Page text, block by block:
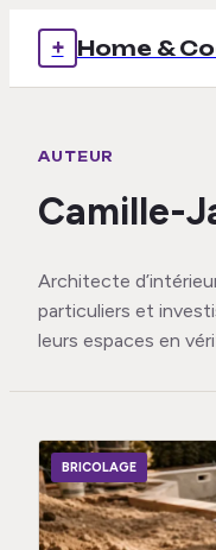
+ Home &
AUTEUR
Camille-
Architecte
particuliers et
leurs espaces en
BRICOLAGE